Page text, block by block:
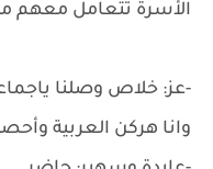
الأسرة تتعامل معهم
-عز: خلاص وصلنا
وانا هركن العربية